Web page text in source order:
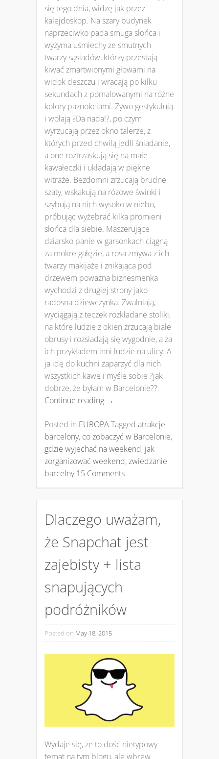
się tego dnia, widzę jak przez
kalejdoskop. Na szary budynek
naprzeciwko pada smuga słońca i
wyżyma uśmiechy ze smutnych
twarzy sąsiadów, którzy przestają
kiwać zmartwionymi głowami na
widok deszczu i wracają po kilku
sekundach z pomalowanymi na różne
kolory paznokciami. Żywo gestykulują
i wołają ?Da nada!?, po czym
wyrzucają przez okno talerze, z
których przed chwilą jedli śniadanie,
a one roztrzaskują się na małe
kawałeczki i układają w piękne
witraże. Bezdomni zrzucają brudne
szaty, wskakują na różowe świnki i
szybują na nich wysoko w niebo,
próbując wyżebrać kilka promieni
słońca dla siebie. Maszerujące
dziarsko panie w garsonkach ciągną
za mokre gałęzie, a rosa zmywa z ich
twarzy makijaże i znikająca pod
drzewem poważna biznesmenka
wychodzi z drugiej strony jako
radosna dziewczynka. Zwalniają,
wyciągają z teczek rozkładane stoliki,
na które ludzie z okien zrzucają białe
obrusy i rozsiadają się wygodnie, a za
ich przykładem inni ludzie na ulicy. A
ja idę do kuchni zaparzyć dla nich
wszystkich kawę i myślę sobie ?jak
dobrze, że byłam w Barcelonie??.
Continue reading →
Posted in EUROPATagged atrakcje
barcelony, co zobaczyć w Barcelonie,
gdzie wyjechać na weekend, jak
zorganizować weekend,zwiedzanie
barcelny 15 Comments
Dlaczego uważam,
że Snapchat jest
zajebisty + lista
snapujących
podróżników
Posted on May 18, 2015
Wydaje się, że to dość nietypowy
temat na tym blogu, ale wbrew